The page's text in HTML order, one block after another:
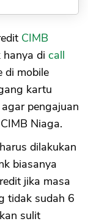
CIMB
di call
di mobile
kartu
pengajuan
Niaga.
harus dilakukan
biasanya
jika masa
tidak sudah 6
sulit